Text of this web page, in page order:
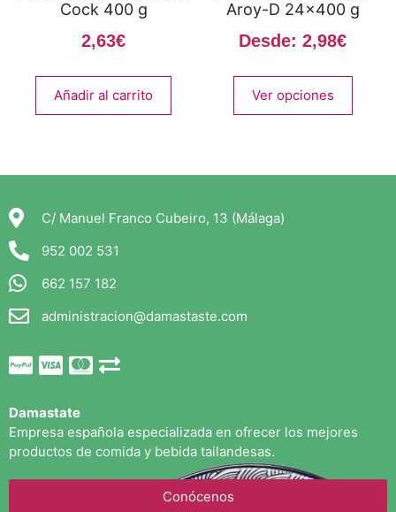
Cock 400 g
2,63€
Añadir al carrito
Aroy-D 24×400 g
Desde: 2,98€
Ver opciones
C/ Manuel Franco Cubeiro, 13 (Málaga)
952 002 531
662 157 182
administracion@damastaste.com
Damastate
Empresa española especializada en ofrecer los mejores
productos de comida y bebida tailandesas.
Conócenos